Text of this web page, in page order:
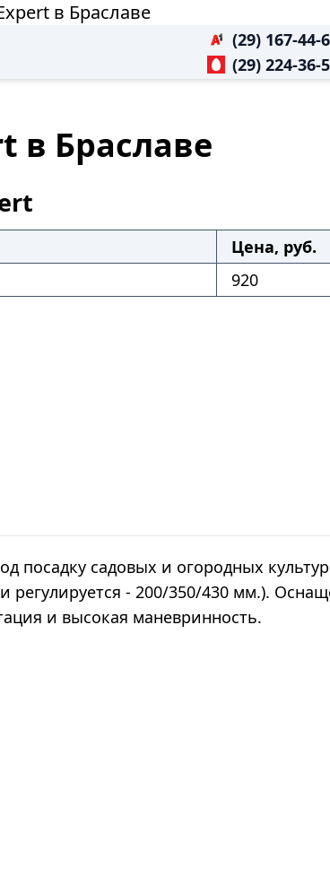
в Браславе
(29) 167-44-
(29) 224-36-
в Браславе
Цена, руб.
920
посадку садовых и огородных
- 200/350/430 мм.).
и высокая маневринность.